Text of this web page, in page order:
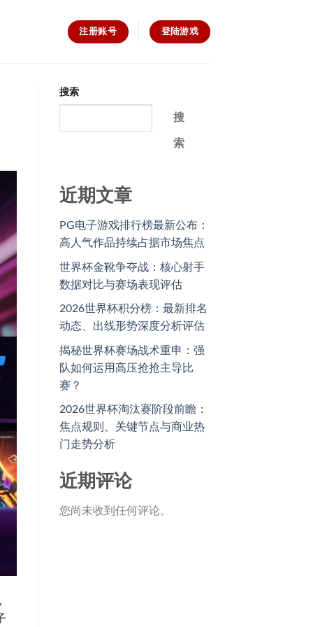
注册账号 登陆游戏
搜索
搜
索
近期文章
PG电子游戏排行榜最新公布：
高人气作品持续占据市场焦点
世界杯金靴争夺战：核心射手
数据对比与赛场表现评估
2026世界杯积分榜：最新排名
动态、出线形势深度分析评估
揭秘世界杯赛场战术重申：强
队如何运用高压抢抢主导比
赛？
2026世界杯淘汰赛阶段前瞻：
焦点规则、关键节点与商业热
门走势分析
近期评论
您尚未收到任何评论。